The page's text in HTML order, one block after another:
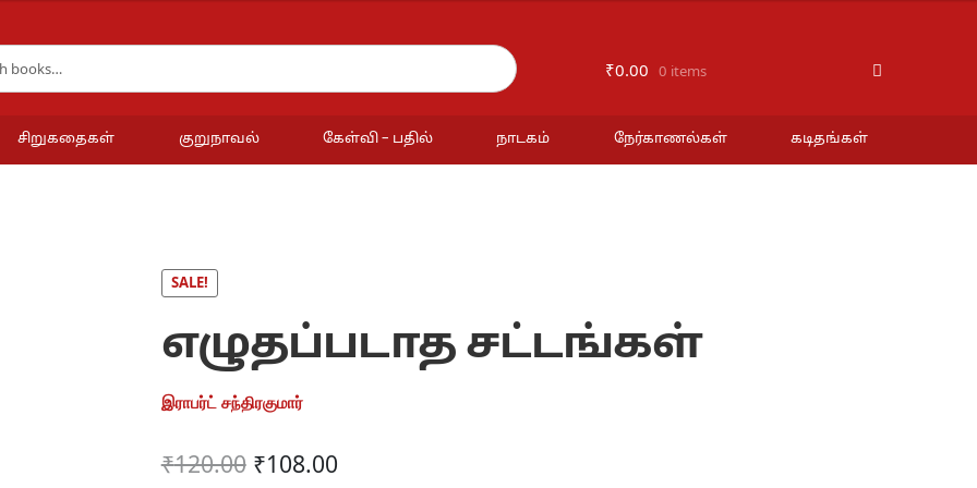
₹0.00 0 items
சிறுகதைகள் குறுநாவல் கேள்வி – பதில் நாடகம் நேர்காணல்கள் கடிதங்கள்
SALE!
எழுதப்படாத சட்டங்கள்
இராபர்ட் சந்திரகுமார்
₹120.00 Original
₹108.00Current